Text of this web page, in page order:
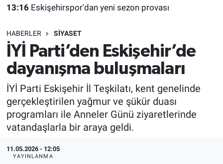
13:16 Eskişehirspor'dan yeni sezon provası
HABERLER SIYASET
İYİ Parti’den Eskişehir’de
dayanışma buluşmaları
İYİ Parti Eskişehir İl Teşkilatı, kent genelinde
gerçekleştirilen yağmur ve şükür duası
programları ile Anneler Günü ziyaretlerinde
vatandaşlarla bir araya geldi.
11.05.2026 - 12:05
YAYINLANMA
Gündem
Türkiye
Dünya
Sağlık
Alış-Veriş/İş dünyası
Eskişehirspor Arşivi
Eskişehir Arşivi
Röportaj
Ekonomi
Kültür Sanat
Süper Lig Puan Durumu ve Fikstür
Tüm Manşetler
Son Dakika Haberleri
Haber Arşivi